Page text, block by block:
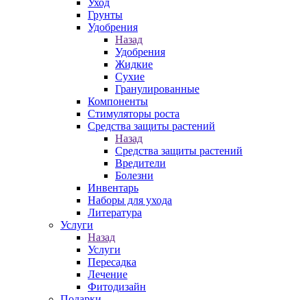
Грунты
Удобрения
Назад
Удобрения
Жидкие
Сухие
Гранулированные
Компоненты
Стимуляторы роста
Средства защиты растений
Назад
Средства защиты растений
Вредители
Болезни
Инвентарь
Наборы для ухода
Литература
Услуги
Назад
Услуги
Пересадка
Лечение
Фитодизайн